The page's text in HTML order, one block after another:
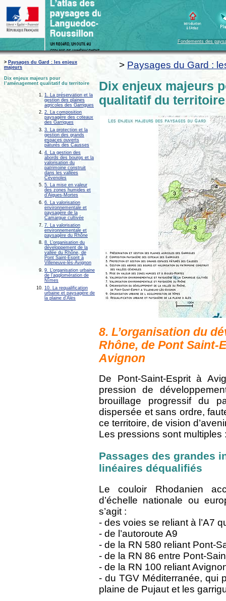
Fondements des
> Paysages du Gard : les enjeux
majeurs
Dix enjeux majeurs pour
l’aménagement qualitatif du territoire
1. La préservation et la
gestion des plaines
agricoles des Garrigues
2. La composition
paysagère des coteaux
des Garrigues
3. La protection et la
gestion des grands
espaces ouverts
pâturés des Causses
4. La gestion des
abords des bourgs et la
valorisation du
patrimoine construit
dans les vallées
Cévenoles
5. La mise en valeur
des zones humides et
d’Aigues-Mortes
6. La valorisation
environnementale et
paysagère de la
Camargue cultivée
7. La valorisation
environnementale et
paysagère du Rhône
8. L’organisation du
développement de la
vallée du Rhône, de
Pont Saint-Esprit à
Villeneuve-lès-Avignon
9. L’organisation urbaine
de l’agglomération de
Nîmes
10. La requalification
urbaine et paysagère de
la plaine d’Alès
> Paysages du Gard :
Dix enjeux majeurs
qualitatif du territoire
8. L’organisation du
Rhône, de Pont Saint-
Avignon
De Pont-Saint-Esprit à
pression de
brouillage progressif du
dispersée et sans ordre,
ce territoire, de vision
Les pressions sont multiples
Passages des grandes
linéaires déqualifiés
Le couloir Rhodanien
d’échelle nationale ou
s’agit :
- des voies se reliant à l’A7
- de l’autoroute A9
- de la RN 580 reliant Pont-
- de la RN 86 entre Pont-
- de la RN 100 reliant
- du TGV Méditerranée, qui
plaine de Pujaut et les